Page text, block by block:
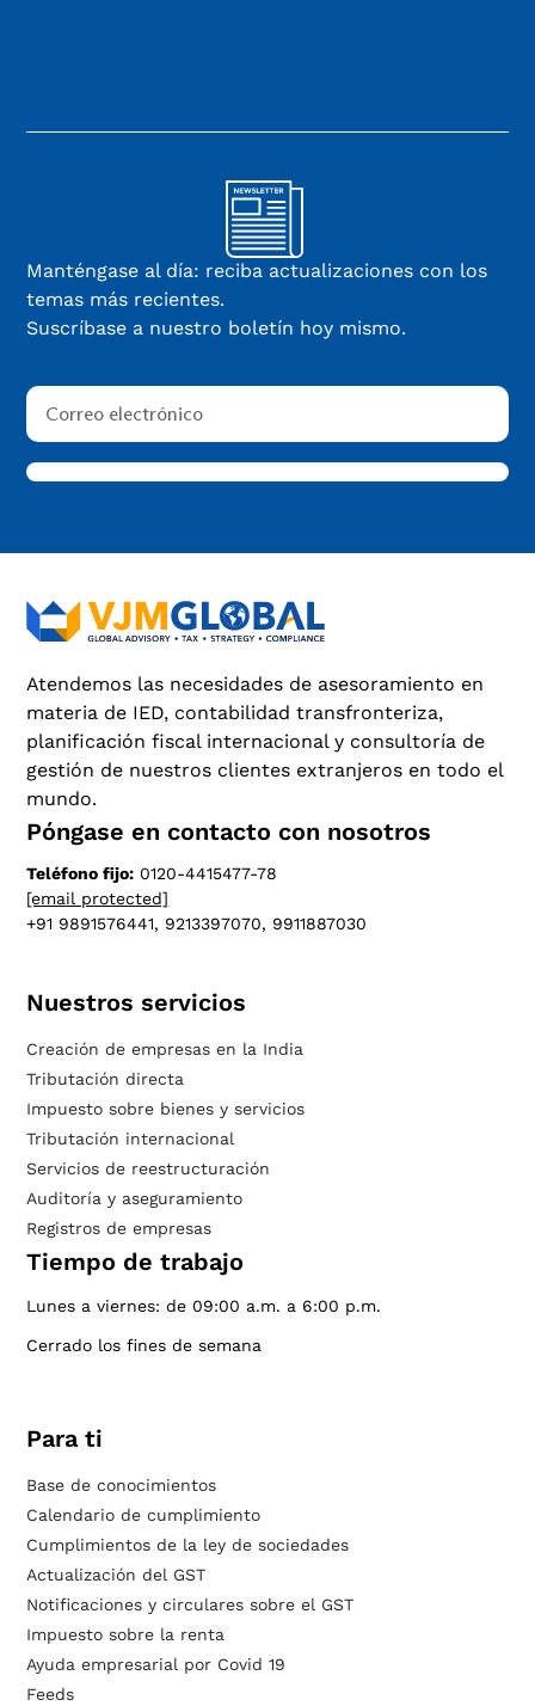
Manténgase al día: reciba actualizaciones con los
temas más recientes.
Suscríbase a nuestro boletín hoy mismo.
Atendemos las necesidades de asesoramiento en
materia de IED, contabilidad transfronteriza,
planificación fiscal internacional y consultoría de
gestión de nuestros clientes extranjeros en todo el
mundo.
Póngase en contacto con nosotros
Teléfono fijo: 0120-4415477-78
[email protected]
+91 9891576441, 9213397070, 9911887030
Nuestros servicios
Creación de empresas en la India
Tributación directa
Impuesto sobre bienes y servicios
Tributación internacional
Servicios de reestructuración
Auditoría y aseguramiento
Registros de empresas
Tiempo de trabajo
Lunes a viernes: de 09:00 a.m. a 6:00 p.m.
Cerrado los fines de semana
Para ti
Base de conocimientos
Calendario de cumplimiento
Cumplimientos de la ley de sociedades
Actualización del GST
Notificaciones y circulares sobre el GST
Impuesto sobre la renta
Ayuda empresarial por Covid 19
Feeds